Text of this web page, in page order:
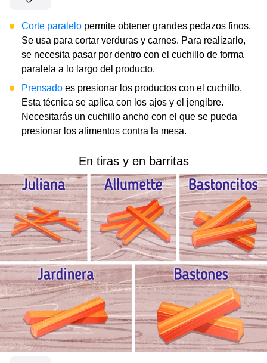
Corte paralelo permite obtener grandes pedazos finos.
Se usa para cortar verduras y carnes. Para realizarlo,
se necesita pasar por dentro con el cuchillo de forma
paralela a lo largo del producto.
Prensado es presionar los productos con el cuchillo.
Esta técnica se aplica con los ajos y el jengibre.
Necesitarás un cuchillo ancho con el que se pueda
presionar los alimentos contra la mesa.
En tiras y en barritas